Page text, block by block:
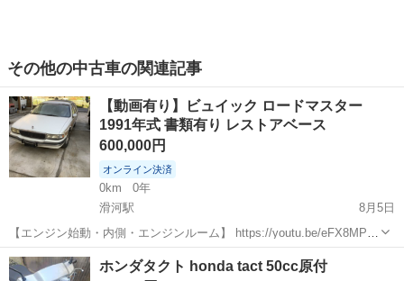
その他の中古車の関連記事
【動画有り】ビュイック ロードマスター
1991年式 書類有り レストアベース
600,000円
オンライン決済
0km
0年
滑河駅
8月5日
【エンジン始動・内側・エンジンルーム】 https://youtu.be/eFX8MP_-
P7U?si=X99klP0zYoqYdTOI 【外装動画】
https://youtu.be/TIBHUQ29UNY?si=FR5t...
茨城 稲敷市 滑河駅 その他
ホンダタクト honda tact 50cc原付